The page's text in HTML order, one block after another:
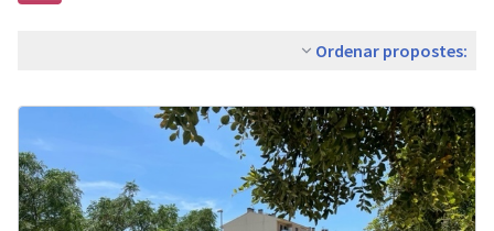
Ordenar propostes: